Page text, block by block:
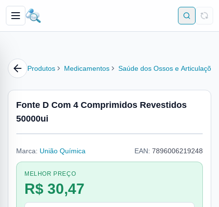
Produtos Medicamentos Saúde dos Ossos e Articulações
Fonte D Com 4 Comprimidos Revestidos
50000ui
Marca: União Química EAN: 7896006219248
MELHOR PREÇO
R$ 30,47